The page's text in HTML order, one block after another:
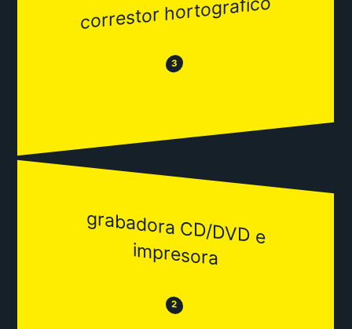
correstor hortografíco
😒 3 😂
grabadora CD/DVD e
im
presora
😒 2 😂